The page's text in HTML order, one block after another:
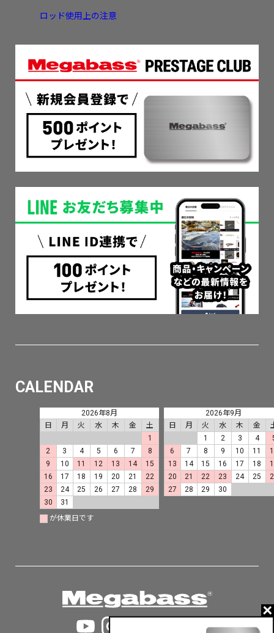
ロッド使用上の注意
CALENDAR
2026年8月
日
月 火 水 木 金
土
1
2
3 4 5 6 7
8
9
10 11 12 13 14
15
16
17 18 19 20 21
22
23
24 25 26 27 28
29
30
31
2026年9月
日
月 火 水 木 金
1
2 3 4
6
7 8 9 10 11
13
14 15 16 17 18
20
21 22 23 24 25
27
28 29 30
が休業日です